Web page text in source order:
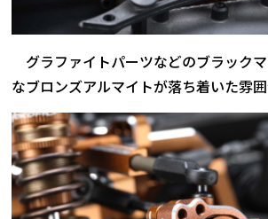
グラファイトパーツなどのブラック
なブロンズアルマイトが落ち着いた雰囲